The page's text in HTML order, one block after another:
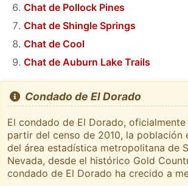
Chat de Pollock Pines
Chat de Shingle Springs
Chat de Cool
Chat de Auburn Lake Trails
Condado de El Dorado
El condado de El Dorado,
partir del censo de 2010, la población
del área estadística metropolitana de
Nevada, desde el histórico Gold
condado de El Dorado ha crecido a